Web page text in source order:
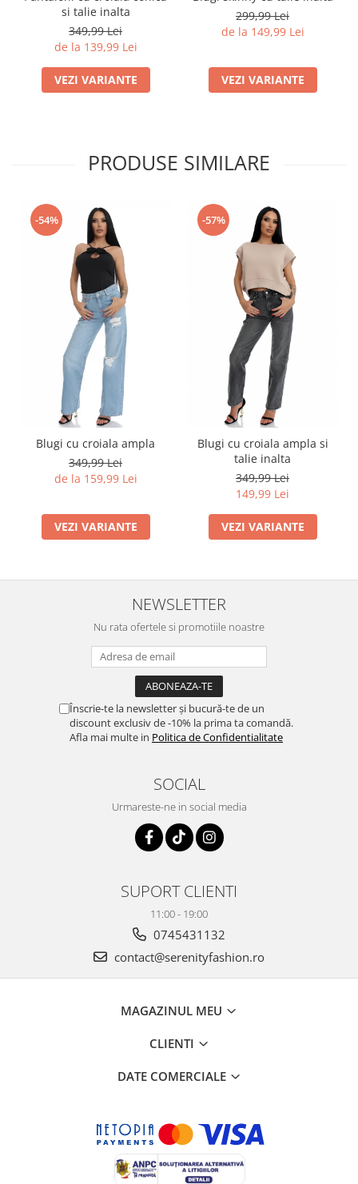
si talie inalta
349,99 Lei
de la 139,99 Lei
VEZI VARIANTE
299,99 Lei
de la 149,99 Lei
VEZI VARIANTE
PRODUSE SIMILARE
-54%
Blugi cu croiala ampla
349,99 Lei
de la 159,99 Lei
VEZI VARIANTE
-57%
Blugi cu croiala ampla si
talie inalta
349,99 Lei
149,99 Lei
VEZI VARIANTE
NEWSLETTER
Nu rata ofertele si promotiile noastre
Înscrie-te la newsletter și bucură-te de un
discount exclusiv de -10% la prima ta comandă.
Afla mai multe in Politica de Confidentialitate
SOCIAL
Urmareste-ne in social media
SUPORT CLIENTI
11:00 - 19:00
0745431132
contact@serenityfashion.ro
MAGAZINUL MEU
CLIENTI
DATE COMERCIALE